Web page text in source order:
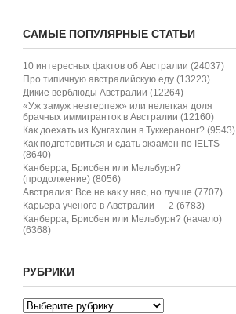
САМЫЕ ПОПУЛЯРНЫЕ СТАТЬИ
10 интересных фактов об Австралии (24037)
Про типичную австралийскую еду (13223)
Дикие верблюды Австралии (12264)
«Уж замуж невтерпеж» или нелегкая доля
брачных иммигранток в Австралии (12160)
Как доехать из Кунгахлин в Туккеранонг? (9543)
Как подготовиться и сдать экзамен по IELTS
(8640)
Канберра, Брисбен или Мельбурн?
(продолжение) (8056)
Австралия: Все не как у нас, но лучше (7707)
Карьера ученого в Австралии — 2 (6783)
Канберра, Брисбен или Мельбурн? (начало)
(6368)
РУБРИКИ